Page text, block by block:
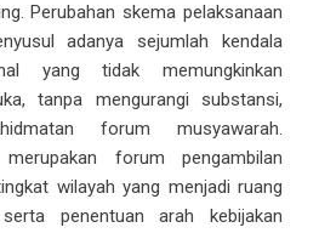
Perubahan skema pelaksanaan
adanya sejumlah kendala
yang tidak memungkinkan
tanpa mengurangi substansi,
forum musyawarah.
forum pengambilan
wilayah yang menjadi ruang
penentuan arah kebijakan